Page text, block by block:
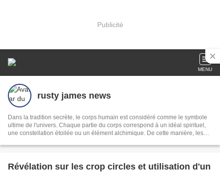
Publicité
MENU
rusty james news
Dans la tradition secrète, le corps humain est considéré comme le symbole
ultime de l'univers. Chaque partie du corps correspond à un idéal spirituel,
une constellation étoilée ou un élément alchimique. De cette manière, les
cette connexion, ils pouvaient influencer le monde qui les entourait,
Révélation sur les crop circles et utilisation d'un